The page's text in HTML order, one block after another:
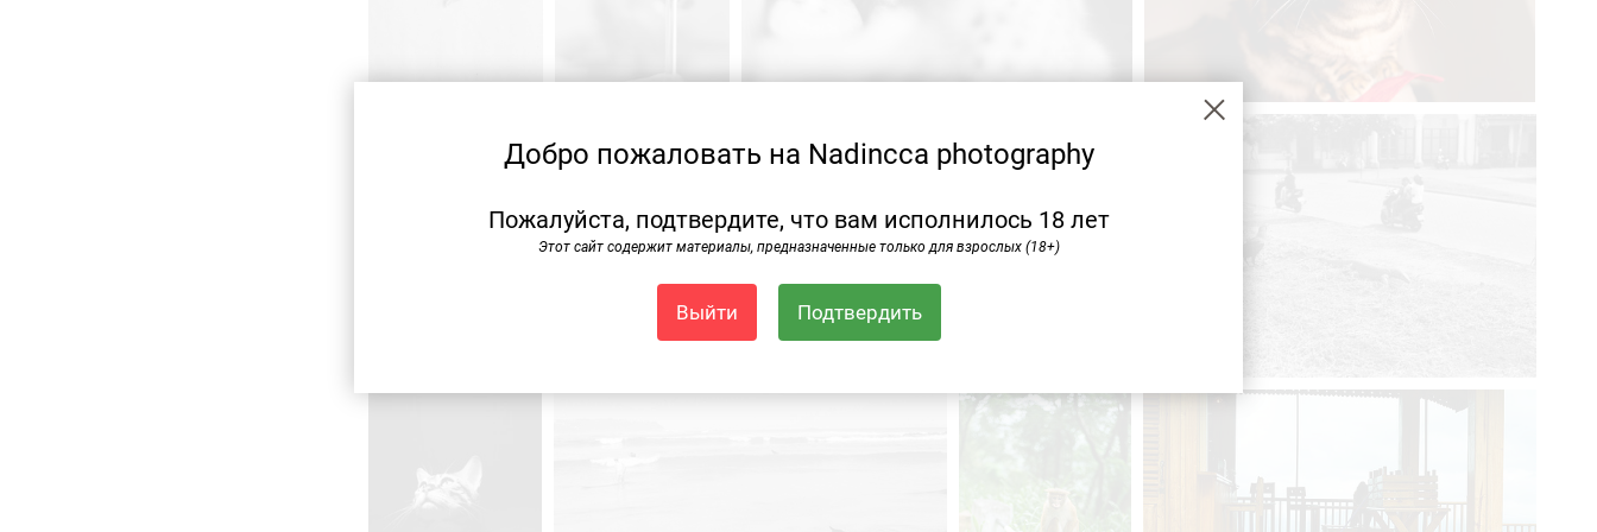
Добро пожаловать на Nadincca photography
Пожалуйста, подтвердите, что вам исполнилось 18 лет
Этот сайт содержит материалы, предназначенные только для взрослых (18+)
Выйти Подтвердить